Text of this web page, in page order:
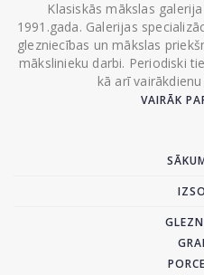
Klasiskās mākslas
1991.gada. Galerijas
glezniecības un mākslas
mākslinieku darbi. Periodiski
kā arī
VAIRĀK